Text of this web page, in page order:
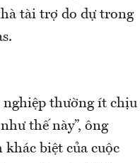
tài trợ do dự trong
nghiệp thường ít chịu
thế này”, ông
biệt của cuộc